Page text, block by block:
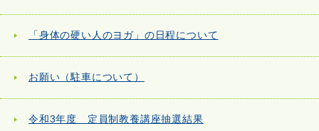
「身体の硬い人のヨガ」の日程について
お願い（駐車について）
令和3年度 定員制教養講座抽選結果